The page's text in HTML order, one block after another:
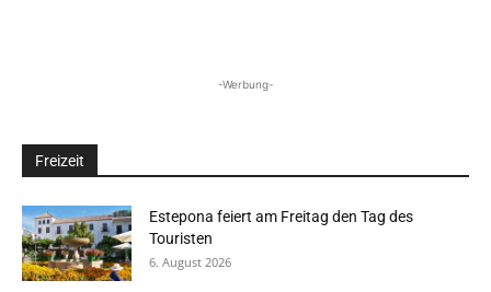
-Werbung-
Freizeit
Estepona feiert am Freitag den Tag des
Touristen
6. August 2026